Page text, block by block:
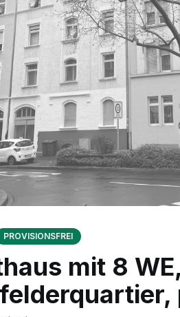
PROVISIONSFREI
mit 8